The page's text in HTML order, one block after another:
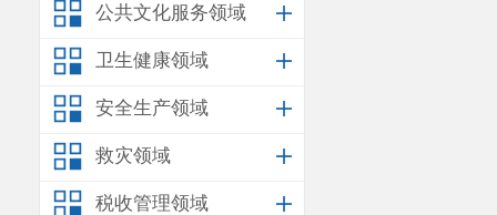
公共文化服务领域
卫生健康领域
安全生产领域
救灾领域
税收管理领域